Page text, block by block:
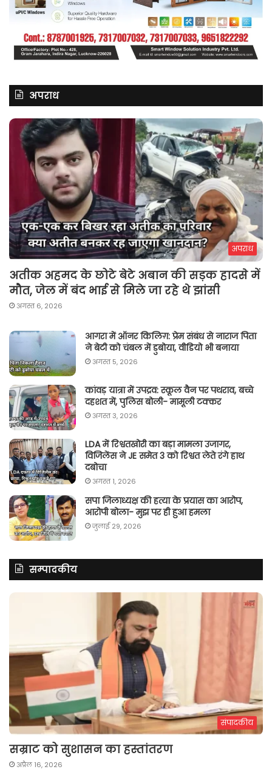
अपराध
अपराध
अतीक अहमद के छोटे बेटे अबान की सड़क हादसे में
मौत, जेल में बंद भाई से मिले जा रहे थे झांसी
अगस्त 6, 2026
आगरा में ऑनर किलिग़: प्रेम संबंध से नाराज पिता
ने बेटी को चंबल में डुबोया, वीडियो भी बनाया
अगस्त 5, 2026
कांवड़ यात्रा में उपद्रव: स्कूल वैन पर पथराव, बच्चे
दहशत में, पुलिस बोली- मामूली टक्कर
अगस्त 3, 2026
LDA में रिश्वतखोरी का बड़ा मामला उजागर,
विजिलेंस ने JE समेत 3 को रिश्वत लेते रंगे हाथ
दबोचा
अगस्त 1, 2026
सपा जिलाध्यक्ष की हत्या के प्रयास का आरोप,
आरोपी बोला- मुझ पर ही हुआ हमला
जुलाई 29, 2026
सम्पादकीय
संपादकीय
सम्राट को सुशासन का हस्तांतरण
अप्रैल 16, 2026